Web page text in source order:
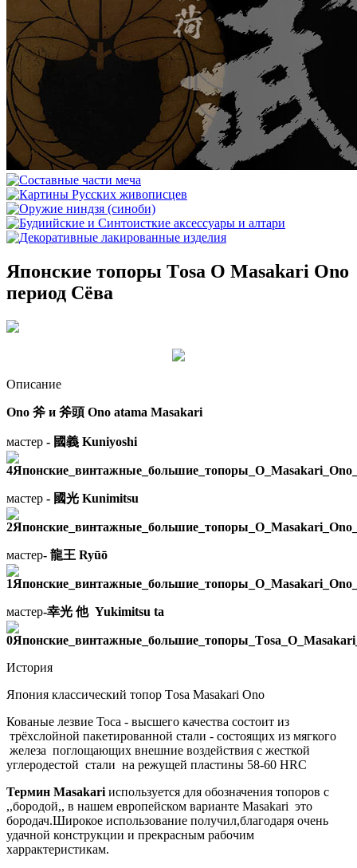
Японские топоры Тosa O Masakari Ono
период Сёва
Описание
Ono 斧 и 斧頭 Ono atama Masakari
мастер - 國義 Kuniyoshi
мастер - 國光 Kunimitsu
мастер- 龍王 Ryūō
мастер-幸光 他 Yukimitsu ta
История
Япония классический топор Тosa Masakari Ono
Кованые лезвие Тоса - высшего качества состоит из
трёхслойной пакетированной стали - состоящих из мягкого
железа поглощающих внешние воздействия с жесткой
углеродестой стали на режущей пластины 58-60 HRC
Термин Masakari используется для обозначения топоров с
,,бородой,, в нашем европейском варианте Masakari это
бородач.Широкое использование получил,благодаря очень
удачной конструкции и прекрасным рабочим
харрактеристикам.